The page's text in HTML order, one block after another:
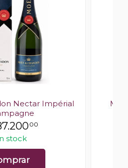
Nectar Impérial
00
stock